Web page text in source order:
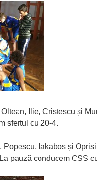
Ilie, Cristescu și
sfertul cu 20-4.
Popescu, Iakabos și
pauză conducem CSS